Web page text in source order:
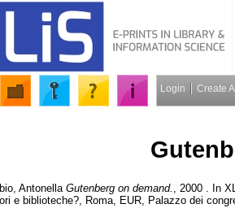
Login Create
Antonella Gutenberg on demand.
, 2000 . In
e biblioteche?, Roma, EUR, Palazzo dei